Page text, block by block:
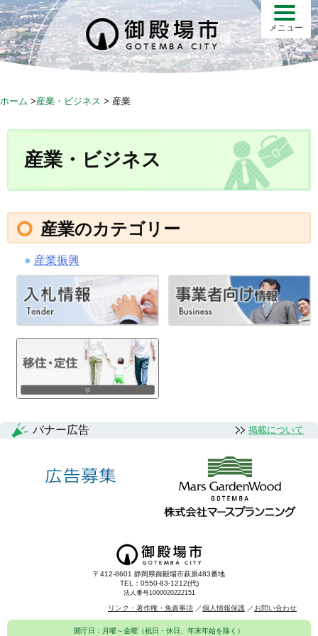
S
k
i
p
メニュー
ホーム >産業・ビジネス > 産業
産業・ビジネス
産業のカテゴリー
産業振興
バナー広告 掲載について
〒412-8601 静岡県御殿場市萩原483番地
TEL：0550-83-1212(代)
法人番号1000020222151
リンク・著作権・免責事項 個人情報保護 お問い合わせ
開庁日：月曜～金曜（祝日・休日、年末年始を除く）